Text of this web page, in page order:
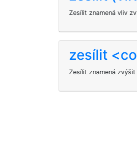
Zesílit znamená vliv
zesílit
Zesílit znamená